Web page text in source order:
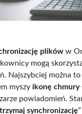
plików w
mogą
Najszybciej można
myszy ikonę chmury
powiadomień.
synchronizację